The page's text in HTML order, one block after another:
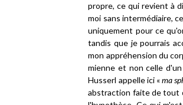
propre, ce qui revient à
moi sans intermédiaire,
uniquement pour ce
tandis que je pourrais
mon appréhension du
mienne et non celle
Husserl appelle ici «ma
abstraction faite de tout